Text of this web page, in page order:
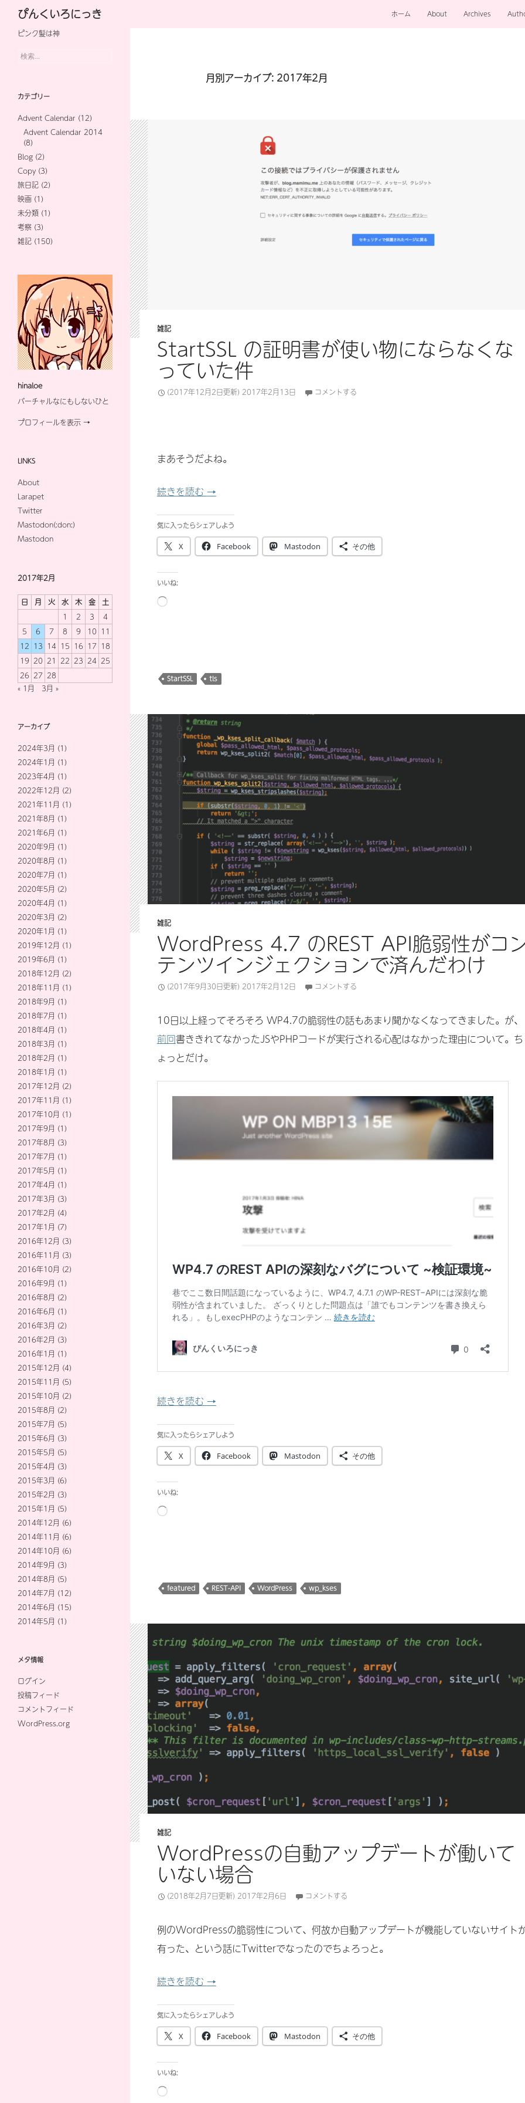
ぴんくいろにっき ホーム About Archives
月別アーカイブ: 2017年2月
雑記
StartSSL の証明書が使い物にならなくな
っていた件
(2017年12月2日更新) 2017年2月13日 コメントする
まあそうだよね。
続きを読む StartSSL の証明書が使い物にならなくなっていた件
→
気に入ったらシェアしよう
X Facebook Mastodon その他
いいね:
読
StartSSL tls
雑記
WordPress 4.7 のREST API脆弱性がコ
テンツインジェクションで済んだわけ
(2017年9月30日更新) 2017年2月12日 コメントする
10日以上経ってそろそろ WP4.7の脆弱性の話もあまり聞かなくなってきました。が、
前回書ききれてなかったJSやPHPコードが実行される心配はなかった理由について。ち
ょっとだけ。
続きを読む WordPress 4.7 のREST API脆弱性がコンテンツインジェクションで済ん
→
気に入ったらシェアしよう
X Facebook Mastodon その他
いいね:
読
featured REST-API WordPress wp_kses
雑記
WordPressの自動アップデートが働いて
いない場合
(2018年2月7日更新) 2017年2月6日 コメントする
例のWordPressの脆弱性について、何故か自動アップデートが機能していないサイト
有った、という話にTwitterでなったのでちょろっと。
続きを読む WordPressの自動アップデートが働いていない場合
→
気に入ったらシェアしよう
X Facebook Mastodon その他
いいね:
読
ピンク髪は神
検
カテゴリー
Advent Calendar (12)
Advent Calendar 2014
(8)
Blog (2)
Copy (3)
旅日記 (2)
映画 (1)
未分類 (1)
考察 (3)
雑記 (150)
hinaloe
バーチャルなにもしないひと
プロフィールを表示 →
LINKS
About
Larapet
Twitter
Mastodon(:don:)
Mastodon
2017年2月
日 月 火 水 木 金
土
1
2 3
4
5
6 7 8 9 10 11
12 13 14 15 16 17 18
19 20 21 22 23 24 25
26 27 28
« 1月
3月 »
アーカイブ
2024年3月 (1)
2024年1月 (1)
2023年4月 (1)
2022年12月 (2)
2021年11月 (1)
2021年8月 (1)
2021年6月 (1)
2020年9月 (1)
2020年8月 (1)
2020年7月 (1)
2020年5月 (2)
2020年4月 (1)
2020年3月 (2)
2020年1月 (1)
2019年12月 (1)
2019年6月 (1)
2018年12月 (2)
2018年11月 (1)
2018年9月 (1)
2018年7月 (1)
2018年4月 (1)
2018年3月 (1)
2018年2月 (1)
2018年1月 (1)
2017年12月 (2)
2017年11月 (1)
2017年10月 (1)
2017年9月 (1)
2017年8月 (3)
2017年7月 (1)
2017年5月 (1)
2017年4月 (1)
2017年3月 (3)
2017年2月 (4)
2017年1月 (7)
2016年12月 (3)
2016年11月 (3)
2016年10月 (2)
2016年9月 (1)
2016年8月 (2)
2016年6月 (1)
2016年3月 (2)
2016年2月 (3)
2016年1月 (1)
2015年12月 (4)
2015年11月 (5)
2015年10月 (2)
2015年8月 (2)
2015年7月 (5)
2015年6月 (3)
2015年5月 (5)
2015年4月 (3)
2015年3月 (6)
2015年2月 (3)
2015年1月 (5)
2014年12月 (6)
2014年11月 (6)
2014年10月 (6)
2014年9月 (3)
2014年8月 (5)
2014年7月 (12)
2014年6月 (15)
2014年5月 (1)
メタ情報
ログイン
投稿フィード
コメントフィード
WordPress.org